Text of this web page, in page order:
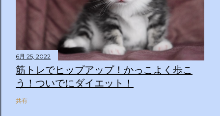
6月 25, 2022
筋トレでヒップアップ！かっこよく歩こ
う！ついでにダイエット！
共有